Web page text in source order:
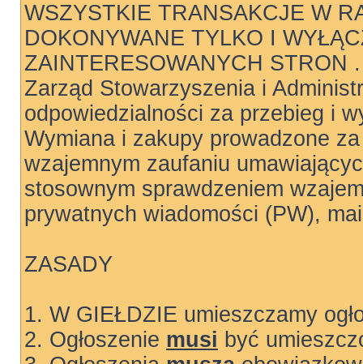
WSZYSTKIE TRANSAKCJE W
DOKONYWANE TYLKO I
ZAINTERESOWANYCH STRON .
Zarząd Stowarzyszenia i
odpowiedzialności za przebieg i
Wymiana i zakupy prowadzone
wzajemnym zaufaniu
stosownym sprawdzeniem
prywatnych wiadomości (PW),
ZASADY
1. W GIEŁDZIE umieszczamy
2. Ogłoszenie musi być